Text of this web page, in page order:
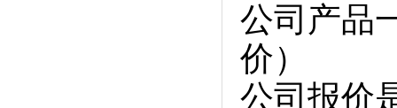
公司产品
价）
公司报价